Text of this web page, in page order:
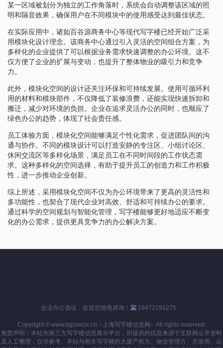
某一区域被划分为独立的工作角落时，系统会自动调整该区域的照
明和隔音效果，确保用户在不同模块中的使用感受达到最佳状态。
在实际应用中，诸如百谷源商务中心等现代写字楼已经开始广泛采
用模块化设计理念。该商务中心通过引入灵活的空间组合方案，为
多样化的企业提供了可以根据业务需求快速调整的办公环境。这不
仅方便了企业的扩展与变动，也提升了整体物业的吸引力和竞争
力。
此外，模块化空间的设计还关注环保和可持续发展。使用可循环利
用的材料和模块部件，不仅降低了装修浪费，还能实现快速拆卸和
搬迁，减少对环境的负担。企业在追求灵活办公的同时，也顺应了
绿色办公的趋势，体现了社会责任感。
员工体验方面，模块化空间能够满足个性化需求，促进团队间的沟
通与协作。不同的模块设计可以打造安静的专注区、小组讨论区、
休闲交流区等多样化场景，满足员工在不同时间段的工作状态需
求。这种多样化的空间选择，有助于提升员工的创造力和工作积极
性，进一步推动企业创新。
综上所述，采用模块化空间不仅为办公环境带来了更高的灵活性和
多功能性，也契合了现代企业对高效、舒适和可持续办公的要求。
通过科学的空间规划与智能化管理，写字楼能够更好地适应不断变
化的办公需求，提供更具竞争力的办公解决方案。
企业办公选址，欢迎您致电咨询！ 18472191275
Copyright © www.bgyswzx.cn --上海写字楼信息网-- All rights reserved.
免责声明：本站为第三方写字楼信息展示平台，所提供的信息来源于互联网公开资料
及人工整理，仅供参考。本站与相关写字楼的大厦产权方、物业管理方、开发商、运